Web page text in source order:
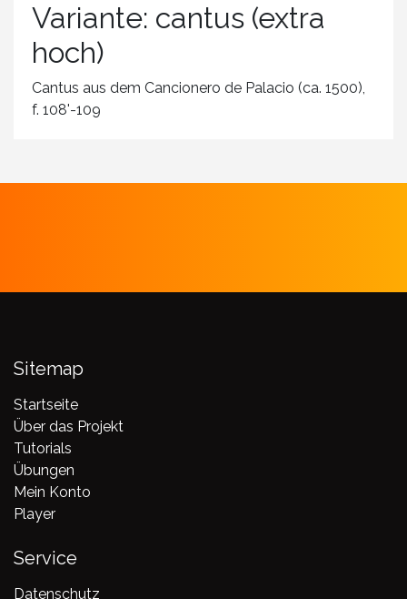
Variante: cantus (extra
hoch)
Cantus aus dem Cancionero de Palacio (ca. 1500),
f. 108'-109
Sitemap
Startseite
Über das Projekt
Tutorials
Übungen
Mein Konto
Player
Service
Datenschutz